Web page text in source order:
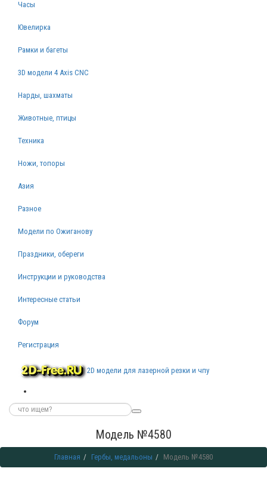
Часы
Ювелирка
Рамки и багеты
3D модели 4 Axis CNC
Нарды, шахматы
Животные, птицы
Техника
Ножи, топоры
Азия
Разное
Модели по Ожиганову
Праздники, обереги
Инструкции и руководства
Интересные статьи
Форум
Регистрация
2D модели для лазерной резки и чпу
Модель №4580
Главная Гербы, медальоны Модель №4580